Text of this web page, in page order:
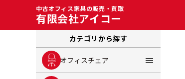
中古オフィス家具の販売・買取
有限会社アイコー
カテゴリから探す
オフィスチェア